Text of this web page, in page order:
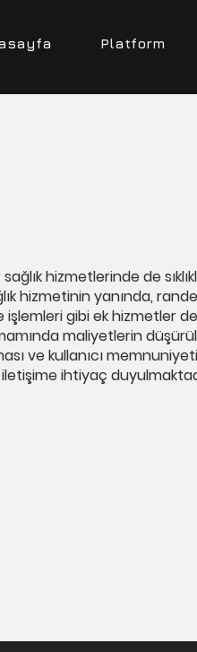
Platform
hizmetlerinde de
hizmetinin yanında,
gibi ek hizmetler
maliyetlerin
ve kullanıcı
iletişime ihtiyaç